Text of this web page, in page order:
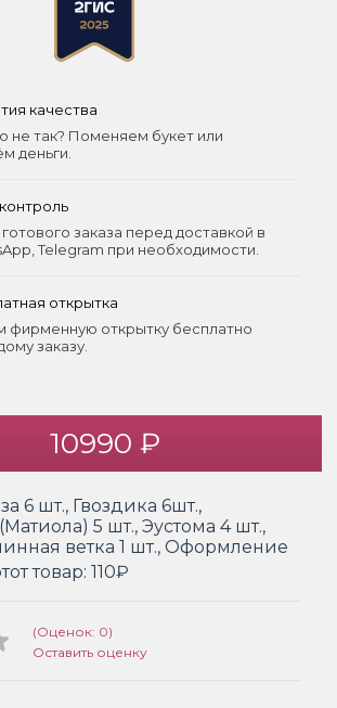
качества
не так? Поменяем букет или
деньги.
заказа перед доставкой в
Telegram при необходимости.
открытка
фирменную открытку бесплатно
заказу.
10990 ₽
6 шт., Гвоздика 6шт.,
5 шт., Эустома 4 шт.,
ветка 1 шт., Оформление
товар: 110₽
(Оценок: 0)
Оставить оценку